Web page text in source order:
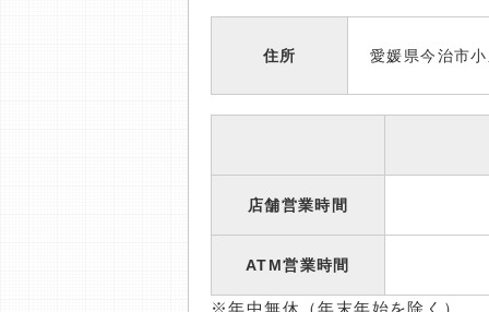
住所 愛媛県今治市
店舗営業時間
ATM営業時間
※年中無休（年末年始を除く）